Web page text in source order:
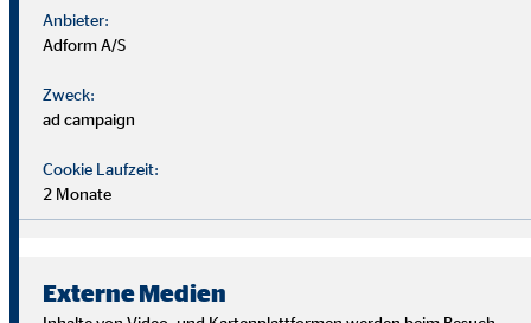
Wir suchen Persönlichkeiten mit Charakter, die aus dem
Du musst kein Finanzprofi sein – unsere Ausbildung bereitet
Anbieter:
Adform A/S
Zweck:
ad campaign
Cookie Laufzeit:
2 Monate
Externe Medien